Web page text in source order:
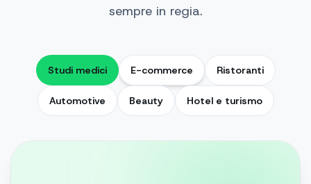
sempre in regia.
Studi medici E-commerce Ristoranti
Automotive Beauty Hotel e turismo